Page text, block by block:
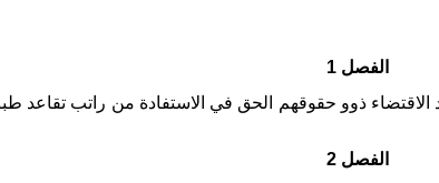
الفصل 1
ذوو حقوقهم الحق في الاستفادة من راتب تقاعد
الفصل 2